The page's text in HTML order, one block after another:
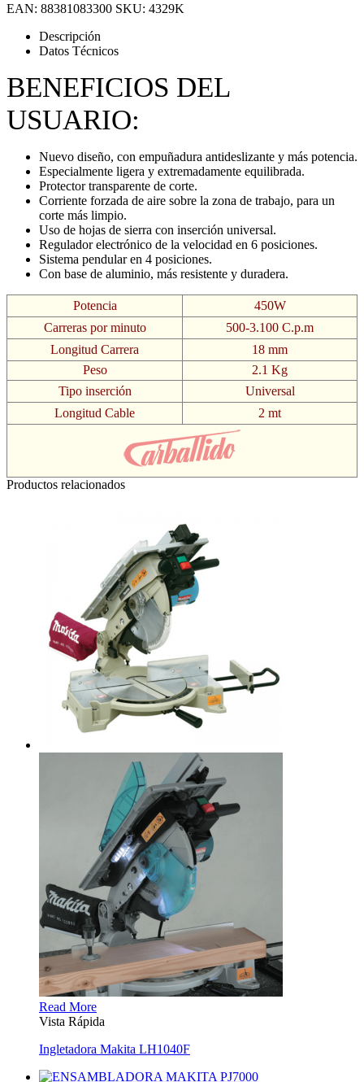
EAN: 88381083300 SKU: 4329K
Descripción
Datos Técnicos
BENEFICIOS DEL
USUARIO:
Nuevo diseño, con empuñadura antideslizante y más potencia.
Especialmente ligera y extremadamente equilibrada.
Protector transparente de corte.
Corriente forzada de aire sobre la zona de trabajo, para un
corte más limpio.
Uso de hojas de sierra con inserción universal.
Regulador electrónico de la velocidad en 6 posiciones.
Sistema pendular en 4 posiciones.
Con base de aluminio, más resistente y duradera.
Potencia
450W
Carreras por minuto
500-3.100 C.p.m
Longitud Carrera
18 mm
Peso
2.1 Kg
Tipo inserción
Universal
Longitud Cable
2 mt
Productos relacionados
Read More
Vista Rápida
Ingletadora Makita LH1040F